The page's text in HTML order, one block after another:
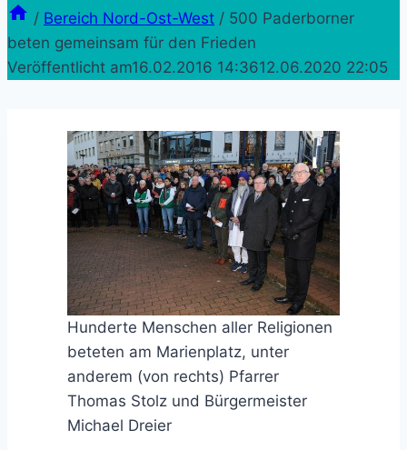
/ Bereich Nord-Ost-West / 500 Paderborner
beten gemeinsam für den Frieden
Veröffentlicht am16.02.2016 14:3612.06.2020 22:05
Hunderte Menschen aller Religionen
beteten am Marienplatz, unter
anderem (von rechts) Pfarrer
Thomas Stolz und Bürgermeister
Michael Dreier